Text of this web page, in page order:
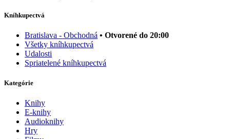
Kníhkupectvá
Bratislava - Obchodná • Otvorené do 20:00
Všetky kníhkupectvá
Udalosti
Spriatelené kníhkupectvá
Kategórie
Knihy
E-knihy
Audioknihy
Hry